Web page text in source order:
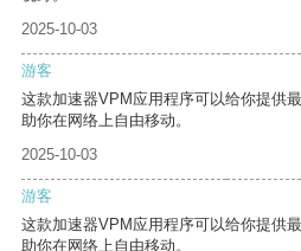
2025-10-03
游客
这款加速器VPM应用程序可以给你提供
助你在网络上自由移动。
2025-10-03
游客
这款加速器VPM应用程序可以给你提供
助你在网络上自由移动。